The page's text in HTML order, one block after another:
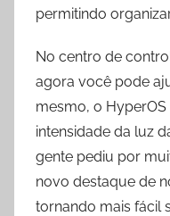
permitindo
No centro de
agora você pode
mesmo, o
intensidade da luz
gente pediu por
novo destaque de
tornando mais fácil